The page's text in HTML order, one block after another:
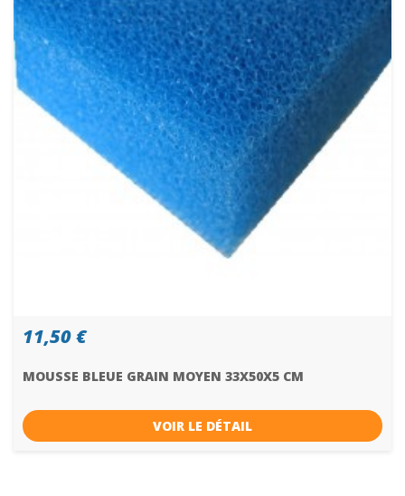
11,50 €
MOUSSE BLEUE GRAIN MOYEN 33X50X5 CM
VOIR LE DÉTAIL